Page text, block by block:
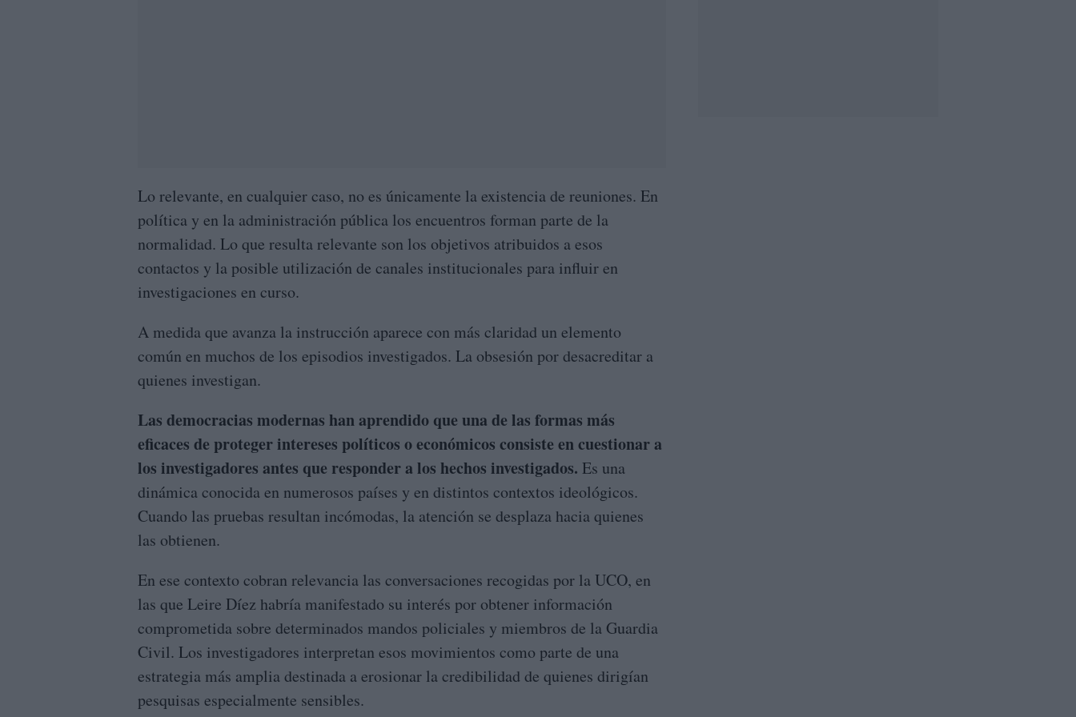
Lo relevante, en cualquier caso, no es únicamente la existencia de reuniones. En
política y en la administración pública los encuentros forman parte de la
normalidad. Lo que resulta relevante son los objetivos atribuidos a esos
contactos y la posible utilización de canales institucionales para influir en
investigaciones en curso.
A medida que avanza la instrucción aparece con más claridad un elemento
común en muchos de los episodios investigados. La obsesión por desacreditar a
quienes investigan.
Las democracias modernas han aprendido que una de las formas más
eficaces de proteger intereses políticos o económicos consiste en cuestionar a
los investigadores antes que responder a los hechos investigados. Es una
dinámica conocida en numerosos países y en distintos contextos ideológicos.
Cuando las pruebas resultan incómodas, la atención se desplaza hacia quienes
las obtienen.
En ese contexto cobran relevancia las conversaciones recogidas por la UCO, en
las que Leire Díez habría manifestado su interés por obtener información
comprometida sobre determinados mandos policiales y miembros de la Guardia
Civil. Los investigadores interpretan esos movimientos como parte de una
estrategia más amplia destinada a erosionar la credibilidad de quienes dirigían
pesquisas especialmente sensibles.